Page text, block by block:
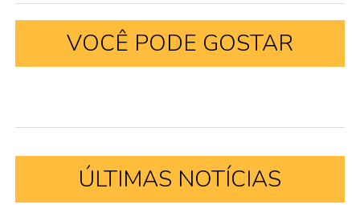
VOCÊ PODE GOSTAR
ÚLTIMAS NOTÍCIAS